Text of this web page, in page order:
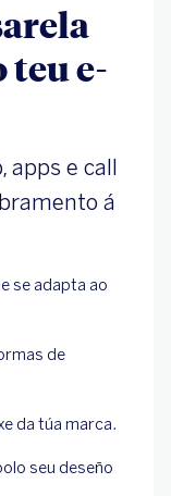
teu e-
apps e call
á
se adapta ao
de
da túa marca.
seu deseño